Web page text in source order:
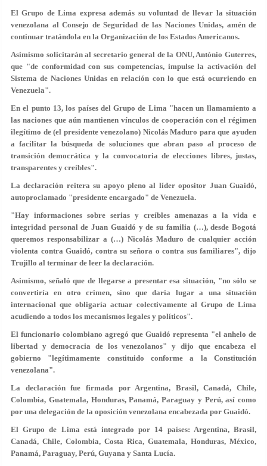
El Grupo de Lima expresa además su voluntad de llevar la situación
venezolana al Consejo de Seguridad de las Naciones Unidas, amén de
continuar tratándola en la Organización de los Estados Americanos.
Asimismo solicitarán al secretario general de la ONU, António Guterres,
que "de conformidad con sus competencias, impulse la activación del
Sistema de Naciones Unidas en relación con lo que está ocurriendo en
Venezuela".
En el punto 13, los países del Grupo de Lima "hacen un llamamiento a
las naciones que aún mantienen vínculos de cooperación con el régimen
ilegítimo de (el presidente venezolano) Nicolás Maduro para que ayuden
a facilitar la búsqueda de soluciones que abran paso al proceso de
transición democrática y la convocatoria de elecciones libres, justas,
transparentes y creíbles".
La declaración reitera su apoyo pleno al líder opositor Juan Guaidó,
autoproclamado "presidente encargado" de Venezuela.
"Hay informaciones sobre serias y creíbles amenazas a la vida e
integridad personal de Juan Guaidó y de su familia (…), desde Bogotá
queremos responsabilizar a (…) Nicolás Maduro de cualquier acción
violenta contra Guaidó, contra su señora o contra sus familiares", dijo
Trujillo al terminar de leer la declaración.
Asimismo, señaló que de llegarse a presentar esa situación, "no sólo se
convertiría en otro crimen, sino que daría lugar a una situación
internacional que obligaría actuar colectivamente al Grupo de Lima
acudiendo a todos los mecanismos legales y políticos".
El funcionario colombiano agregó que Guaidó representa "el anhelo de
libertad y democracia de los venezolanos" y dijo que encabeza el
gobierno "legítimamente constituido conforme a la Constitución
venezolana".
La declaración fue firmada por Argentina, Brasil, Canadá, Chile,
Colombia, Guatemala, Honduras, Panamá, Paraguay y Perú, así como
por una delegación de la oposición venezolana encabezada por Guaidó.
El Grupo de Lima está integrado por 14 países: Argentina, Brasil,
Canadá, Chile, Colombia, Costa Rica, Guatemala, Honduras, México,
Panamá, Paraguay, Perú, Guyana y Santa Lucía.